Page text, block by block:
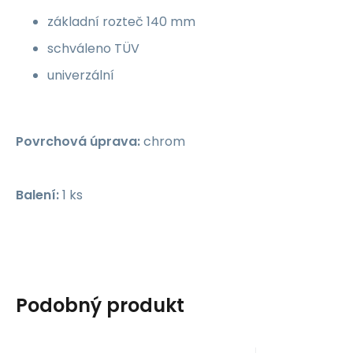
základní rozteč 140 mm
schváleno TÜV
univerzální
Povrchová úprava:chrom
Balení:1 ks
Podobný produkt